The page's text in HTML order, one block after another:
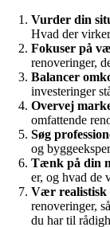
Vurder din
Hvad der
Fokuser på
renoveringer,
Balancer
investeringer
Overvej
omfattende
Søg
og
Tænk på din
er, og hvad de
Vær realistisk
renoveringer,
du har til